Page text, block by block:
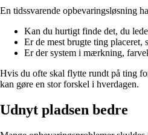
En tidssvarende opbevaringsløsning
Kan du hurtigt finde det, du
Er de mest brugte ting placeret,
Er der system i mærkning,
Hvis du ofte skal flytte rundt på ting
kan gøre en stor forskel i hverdagen.
Udnyt pladsen bedre